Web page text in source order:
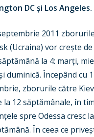
DCși Los Angeles.
2011
(Ucraina) vor crește de
la 4: marți,
i duminică. Începând cu
zborurile către
la 12 săptămânale, în
țele spre Odessa cresc la
În ceea ce priveș